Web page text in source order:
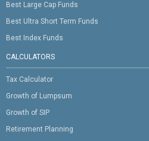
Best Large Cap Funds
Best Ultra Short Term Funds
Best Index Funds
CALCULATORS
Tax Calculator
Growth of Lumpsum
Growth of SIP
Retirement Planning